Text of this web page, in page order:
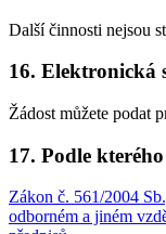
Další činnosti nejsou
16. Elektronická
Žádost můžete podat
17. Podle
Zákon č. 561/2004
odborném a jiném